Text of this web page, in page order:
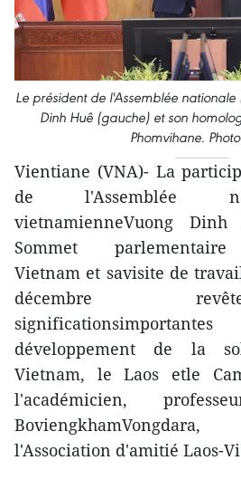
Le président de l'Assemblée
Dinh Huê (gauche) et son
Phomvihane.
Vientiane (VNA)- La
de l'Assemblée
vietnamienneVuong
Sommet parlementaire
Vietnam et savisite de
décembre
développement de la
Vietnam, le Laos etle
l'académicien,
l'Association d'amitié Laos-